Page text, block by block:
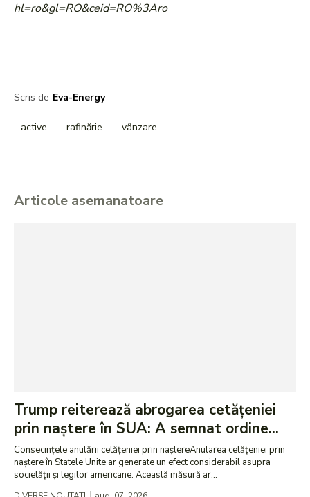
hl=ro&gl=RO&ceid=RO%3Aro
Scris de Eva-Energy
active rafinărie vânzare
Articole asemanatoare
Trump reiterează abrogarea cetățeniei
prin naștere în SUA: A semnat ordine...
Consecințele anulării cetățeniei prin naștereAnularea cetățeniei prin
naștere în Statele Unite ar generate un efect considerabil asupra
societății și legilor americane. Această măsură ar...